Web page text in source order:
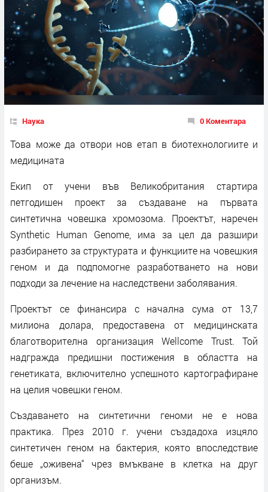
Наука 0 Коментара
Това може да отвори нов етап в биотехнологиите и
медицината
Екип от учени във Великобритания стартира
петгодишен проект за създаване на първата
синтетична човешка хромозома. Проектът, наречен
Synthetic Human Genome, има за цел да разшири
разбирането за структурата и функциите на човешкия
геном и да подпомогне разработването на нови
подходи за лечение на наследствени заболявания.
Проектът се финансира с начална сума от 13,7
милиона долара, предоставена от медицинската
благотворителна организация Wellcome Trust. Той
надгражда предишни постижения в областта на
генетиката, включително успешното картографиране
на целия човешки геном.
Създаването на синтетични геноми не е нова
практика. През 2010 г. учени създадоха изцяло
синтетичен геном на бактерия, която впоследствие
беше „оживена“ чрез вмъкване в клетка на друг
организъм.